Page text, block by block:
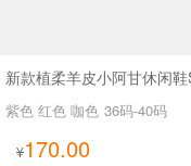
紫色 红色 咖色 36码-40码
¥170.00